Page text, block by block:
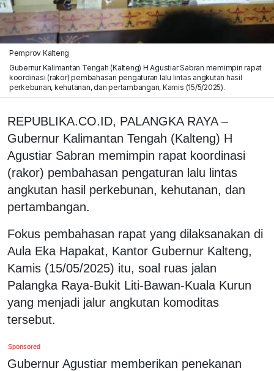
Pemprov Kalteng
Gubernur Kalimantan Tengah (Kalteng) H Agustiar Sabran memimpin rapat
koordinasi (rakor) pembahasan pengaturan lalu lintas angkutan hasil
perkebunan, kehutanan, dan pertambangan, Kamis (15/5/2025).
REPUBLIKA.CO.ID, PALANGKA RAYA –
Gubernur Kalimantan Tengah (Kalteng) H
Agustiar Sabran memimpin rapat koordinasi
(rakor) pembahasan pengaturan lalu lintas
angkutan hasil perkebunan, kehutanan, dan
pertambangan.
Fokus pembahasan rapat yang dilaksanakan di
Aula Eka Hapakat, Kantor Gubernur Kalteng,
Kamis (15/05/2025) itu, soal ruas jalan
Palangka Raya-Bukit Liti-Bawan-Kuala Kurun
yang menjadi jalur angkutan komoditas
tersebut.
Sponsored
Gubernur Agustiar memberikan penekanan